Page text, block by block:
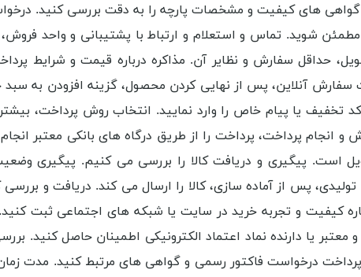
گواهی های کیفیت و مشخصات پارچه را به دقت بررسی کنید.
شوید. تماس و استعلام و ارتباط با پشتیبانی و واحد
حداقل سفارش و نظایر آن. مذاکره درباره قیمت و شرایط
آنلاین، پس از نهایی کردن محصول، گزینه افزودن به سبد
یا پیام خاص را وارد نمایید. انتخاب روش پرداخت،
و انجام پرداخت، پرداخت را از طریق درگاه های بانکی معتبر
است. پیگیری و دریافت کالا را بررسی می کنیم. پیگیری
پس از آماده سازی، کالا را ارسال می کند. دریافت و
کیفیت و تجربه خرید در سایت یا شبکه های اجتماعی ثبت
یا دارنده نماد اعتماد الکترونیکی اطمینان حاصل کنید.
پرداخت درخواست فاکتور رسمی و گواهی های مرتبط کنید. مدت